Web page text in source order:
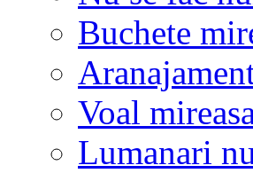
Buchete
Voal mireasa
Lumanari